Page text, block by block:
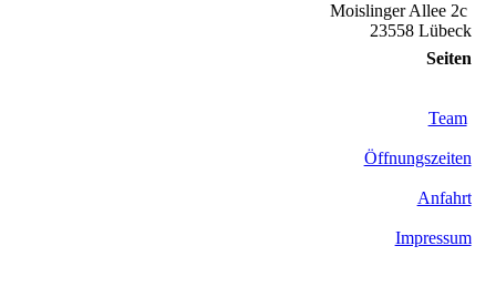
Moislinger Allee 2c
23558 Lübeck
Seiten
Team
Öffnungszeiten
Anfahrt
Impressum